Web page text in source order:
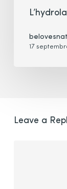
17
Leave a